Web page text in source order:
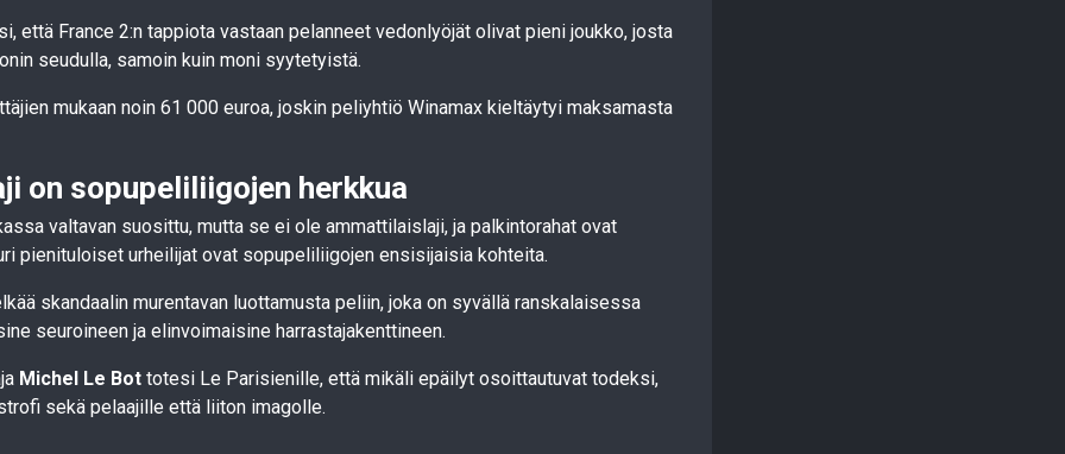
että France 2:n tappiota vastaan pelanneet vedonlyöjät olivat pieni joukko, josta
seudulla, samoin kuin moni syytetyistä.
mukaan noin 61 000 euroa, joskin peliyhtiö Winamax kieltäytyi maksamasta
on sopupeliliigojen herkkua
valtavan suosittu, mutta se ei ole ammattilaislaji, ja palkintorahat ovat
pienituloiset urheilijat ovat sopupeliliigojen ensisijaisia kohteita.
skandaalin murentavan luottamusta peliin, joka on syvällä ranskalaisessa
seuroineen ja elinvoimaisine harrastajakenttineen.
Michel Le Bot totesi Le Parisienille, että mikäli epäilyt osoittautuvat todeksi,
sekä pelaajille että liiton imagolle.